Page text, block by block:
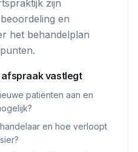
zijn
en
het behandelplan
vastlegt
patiënten aan en
en hoe verloopt